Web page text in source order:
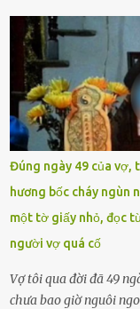
chưa phù hợp, gây
Trường THPT
khoản Chu Vinh là
của nhà trường. Nam
vòng nguyệt quế cuộc
năm thứ 24. Quá trình
nhận thức được nội
ngày 1.9 là chưa phù
xin lỗi trên trang
với cơ quan chức năng.
Đúng ngày 49 của
hương bốc cháy ngùn
một tờ giấy nhỏ, đọc
người vợ quá cố
Vợ tôi qua đời đã 49
chưa bao giờ nguôi